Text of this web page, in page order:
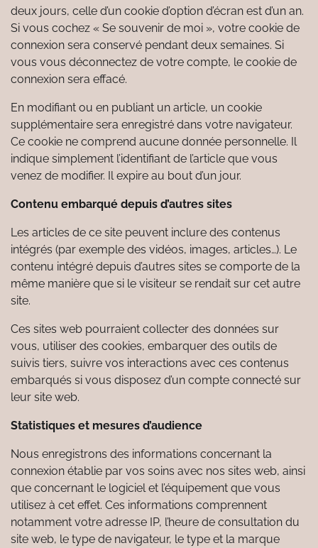
deux jours, celle d’un cookie d’option d’écran est d’un an.
Si vous cochez « Se souvenir de moi », votre cookie de
connexion sera conservé pendant deux semaines. Si
vous vous déconnectez de votre compte, le cookie de
connexion sera effacé.
En modifiant ou en publiant un article, un cookie
supplémentaire sera enregistré dans votre navigateur.
Ce cookie ne comprend aucune donnée personnelle. Il
indique simplement l’identifiant de l’article que vous
venez de modifier. Il expire au bout d’un jour.
Contenu embarqué depuis d’autres sites
Les articles de ce site peuvent inclure des contenus
intégrés (par exemple des vidéos, images, articles…). Le
contenu intégré depuis d’autres sites se comporte de la
même manière que si le visiteur se rendait sur cet autre
site.
Ces sites web pourraient collecter des données sur
vous, utiliser des cookies, embarquer des outils de
suivis tiers, suivre vos interactions avec ces contenus
embarqués si vous disposez d’un compte connecté sur
leur site web.
Statistiques et mesures d’audience
Nous enregistrons des informations concernant la
connexion établie par vos soins avec nos sites web, ainsi
que concernant le logiciel et l’équipement que vous
utilisez à cet effet. Ces informations comprennent
notamment votre adresse IP, l’heure de consultation du
site web, le type de navigateur, le type et la marque